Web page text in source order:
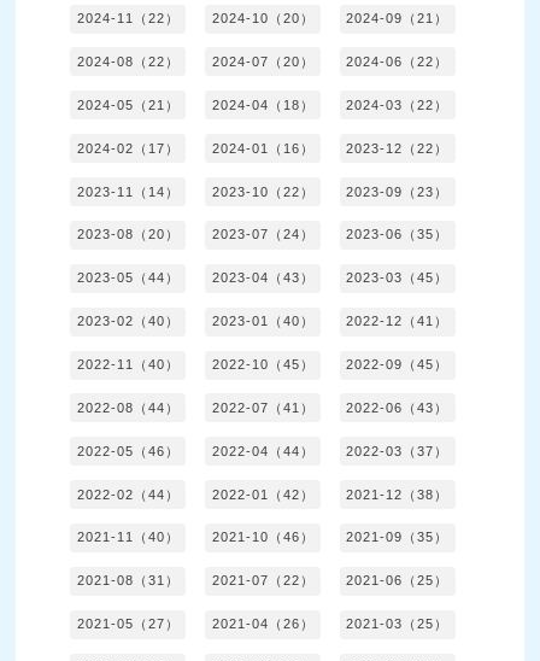
2024-11（22） 2024-10（20） 2024-09（21）
2024-08（22） 2024-07（20） 2024-06（22）
2024-05（21） 2024-04（18） 2024-03（22）
2024-02（17） 2024-01（16） 2023-12（22）
2023-11（14） 2023-10（22） 2023-09（23）
2023-08（20） 2023-07（24） 2023-06（35）
2023-05（44） 2023-04（43） 2023-03（45）
2023-02（40） 2023-01（40） 2022-12（41）
2022-11（40） 2022-10（45） 2022-09（45）
2022-08（44） 2022-07（41） 2022-06（43）
2022-05（46） 2022-04（44） 2022-03（37）
2022-02（44） 2022-01（42） 2021-12（38）
2021-11（40） 2021-10（46） 2021-09（35）
2021-08（31） 2021-07（22） 2021-06（25）
2021-05（27） 2021-04（26） 2021-03（25）